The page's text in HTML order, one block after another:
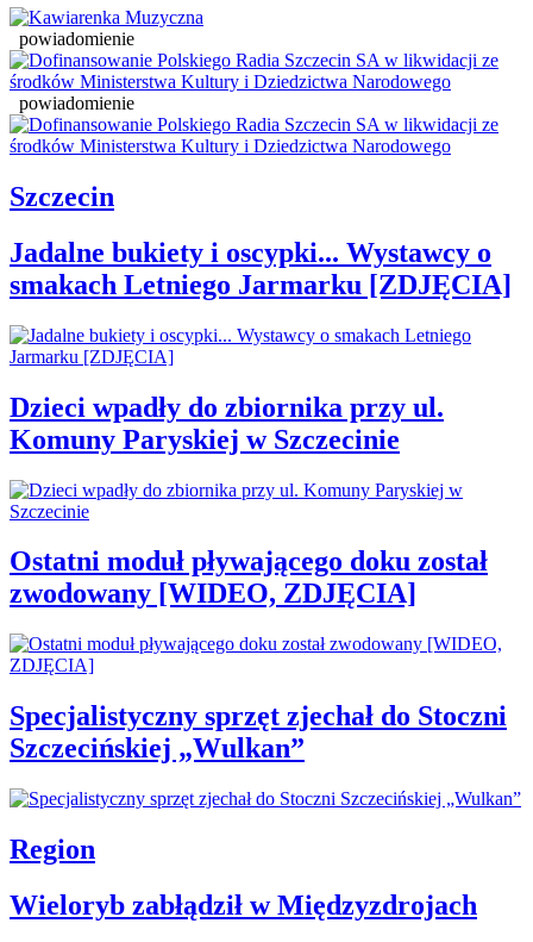
powiadomienie
powiadomienie
Szczecin
Jadalne bukiety i oscypki... Wystawcy o
smakach Letniego Jarmarku [ZDJĘCIA]
Dzieci wpadły do zbiornika przy ul.
Komuny Paryskiej w Szczecinie
Ostatni moduł pływającego doku został
zwodowany [WIDEO, ZDJĘCIA]
Specjalistyczny sprzęt zjechał do Stoczni
Szczecińskiej „Wulkan”
Region
Wieloryb zabłądził w Międzyzdrojach